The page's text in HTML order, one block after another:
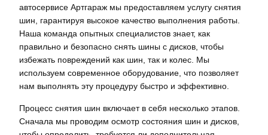
автосервисе Артгараж мы предоставляем услугу снятия
шин, гарантируя высокое качество выполнения работы.
Наша команда опытных специалистов знает, как
правильно и безопасно снять шины с дисков, чтобы
избежать повреждений как шин, так и колес. Мы
используем современное оборудование, что позволяет
нам выполнять эту процедуру быстро и эффективно.
Процесс снятия шин включает в себя несколько этапов.
Сначала мы проводим осмотр состояния шин и дисков,